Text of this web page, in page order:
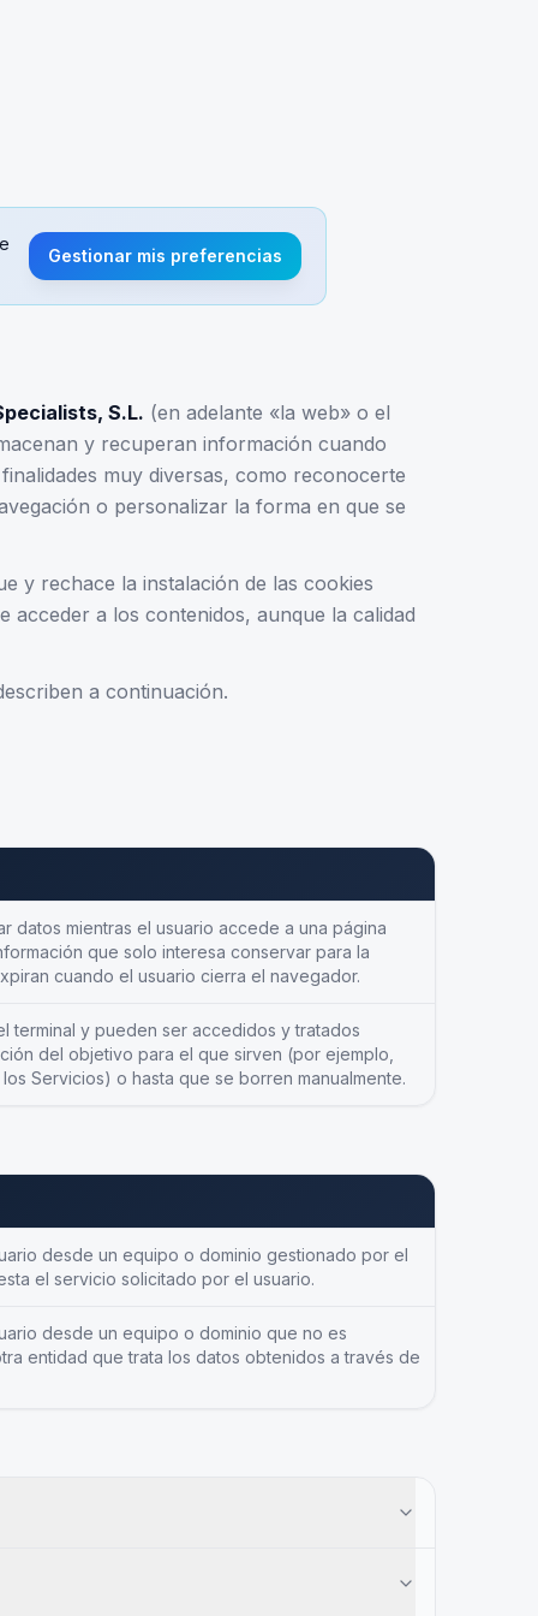
Gestionar mis preferencias
S.L. (en adelante «la web» o el
y recuperan información cuando
muy diversas, como reconocerte
o personalizar la forma en que se
y rechace la instalación de las cookies
acceder a los contenidos, aunque la calidad
a continuación.
datos mientras el usuario accede a una página
que solo interesa conservar para la
cuando el usuario cierra el navegador.
terminal y pueden ser accedidos y tratados
del objetivo para el que sirven (por ejemplo,
Servicios) o hasta que se borren manualmente.
desde un equipo o dominio gestionado por el
el servicio solicitado por el usuario.
desde un equipo o dominio que no es
entidad que trata los datos obtenidos a través de